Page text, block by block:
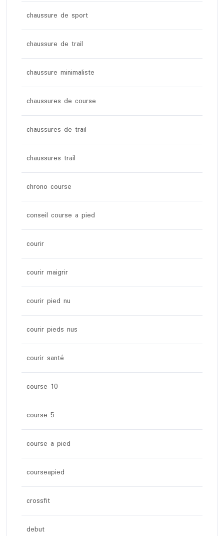
chaussure de sport
chaussure de trail
chaussure minimaliste
chaussures de course
chaussures de trail
chaussures trail
chrono course
conseil course a pied
courir
courir maigrir
courir pied nu
courir pieds nus
courir santé
course 10
course 5
course a pied
courseapied
crossfit
debut